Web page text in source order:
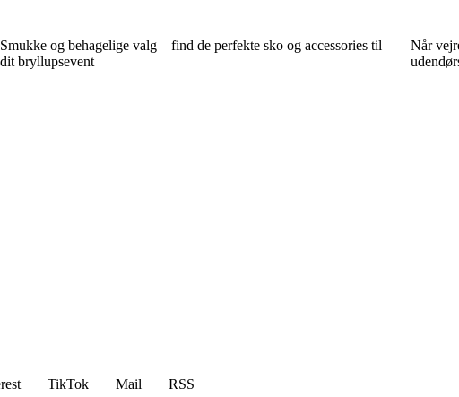
Smukke og behagelige valg – find de perfekte sko og accessories til
dit bryllupsevent
Når
TikTok Mail
RSS